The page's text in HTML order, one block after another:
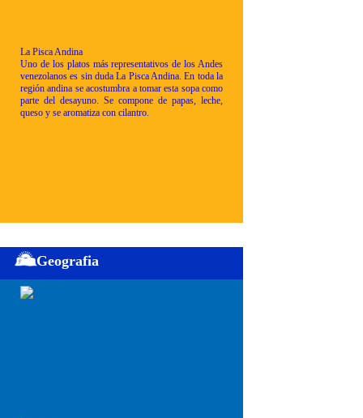
La Pisca Andina
Uno de los platos más representativos de los Andes
venezolanos es sin duda La Pisca Andina. En toda la
región andina se acostumbra a tomar esta sopa como
parte del desayuno. Se compone de papas, leche,
queso y se aromatiza con cilantro.
Geografia